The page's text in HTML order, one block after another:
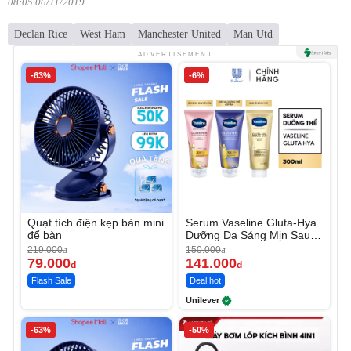
Declan Rice West Ham Manchester United Man Utd
ADVERTISEMENT
-63%
Quạt tích điện kẹp bàn mini
để bàn
219.000đ
79.000đ
Flash Sale
-6%
Serum Vaseline Gluta-Hya
Dưỡng Da Sáng Mịn Sau 7
Ngày
150.000đ
141.000đ
Deal hot
Unilever
-63% -50%